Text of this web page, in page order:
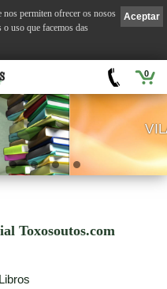
0
VILA SUÁREZ
Toxosoutos.com
Aceptar
nos permiten ofrecer os nosos
uso que facemos das